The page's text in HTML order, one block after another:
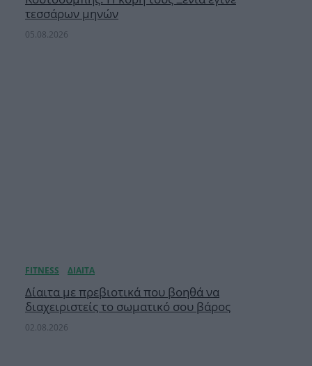
τεσσάρων μηνών
05.08.2026
Δίαιτα με πρεβιοτικά που βοηθά να
διαχειριστείς το σωματικό σου βάρος
02.08.2026